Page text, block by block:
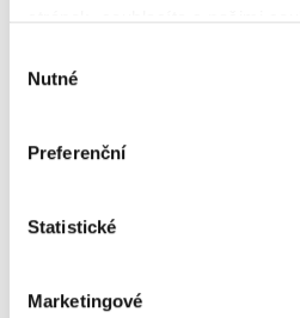
souhlasu
Nutné
Preferenční
Statistické
Marketingové